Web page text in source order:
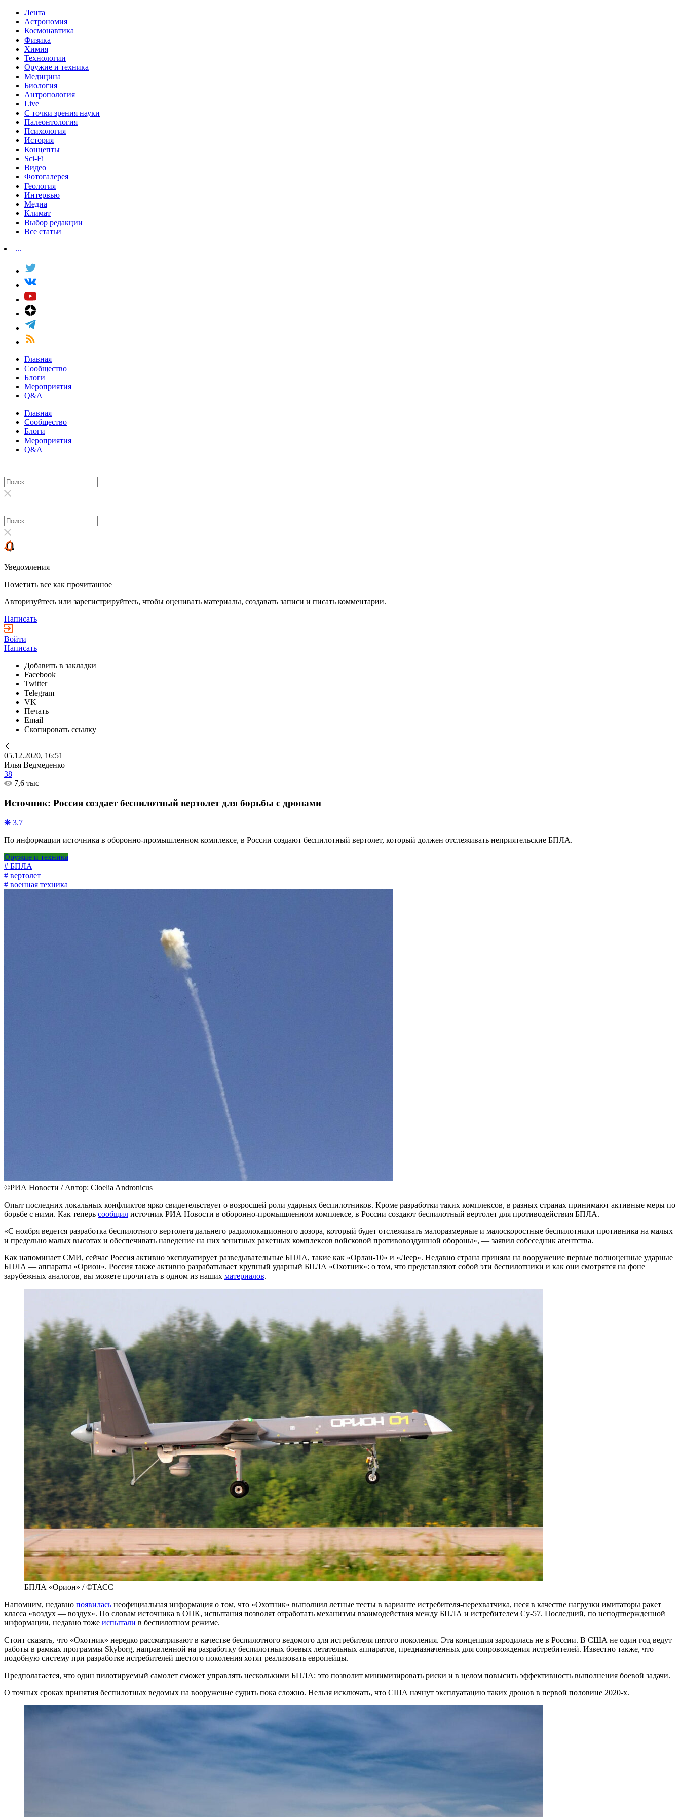
Лента
Астрономия
Космонавтика
Физика
Химия
Технологии
Оружие и техника
Медицина
Биология
Антропология
Live
С точки зрения науки
Палеонтология
Психология
История
Концепты
Sci-Fi
Видео
Фотогалерея
Геология
Интервью
Медиа
Климат
Выбор редакции
Все статьи
...
Главная
Сообщество
Блоги
Мероприятия
Q&A
Главная
Сообщество
Блоги
Мероприятия
Q&A
Уведомления
Пометить все как прочитанное
Авторизуйтесь или зарегистрируйтесь, чтобы оценивать материалы, создавать записи и писать комментарии.
Написать
Войти
Написать
Добавить в закладки
Facebook
Twitter
Telegram
VK
Печать
Email
Скопировать ссылку
05.12.2020, 16:51
Илья Ведмеденко
38
7,6 тыс
Источник: Россия создает беспилотный вертолет для борьбы с дронами
❋ 3.7
По информации источника в оборонно-промышленном комплексе, в России создают беспилотный вертолет, который должен отслеживать неприятельские БПЛА.
Оружие и техника
# БПЛА
# вертолет
# военная техника
©РИА Новости / Автор: Cloelia Andronicus
Опыт последних локальных конфликтов ярко свидетельствует о возросшей роли ударных беспилотников. Кроме разработки таких комплексов, в разных странах принимают активные меры по
борьбе с ними. Как теперь сообщил источник РИА Новости в оборонно-промышленном комплексе, в России создают беспилотный вертолет для противодействия БПЛА.
«С ноября ведется разработка беспилотного вертолета дальнего радиолокационного дозора, который будет отслеживать малоразмерные и малоскоростные беспилотники противника на малых
и предельно малых высотах и обеспечивать наведение на них зенитных ракетных комплексов войсковой противовоздушной обороны», — заявил собеседник агентства.
Как напоминает СМИ, сейчас Россия активно эксплуатирует разведывательные БПЛА, такие как «Орлан-10» и «Леер». Недавно страна приняла на вооружение первые полноценные ударные
БПЛА — аппараты «Орион». Россия также активно разрабатывает крупный ударный БПЛА «Охотник»: о том, что представляют собой эти беспилотники и как они смотрятся на фоне
зарубежных аналогов, вы можете прочитать в одном из наших материалов.
БПЛА «Орион» / ©ТАСС
Напомним, недавно появилась неофициальная информация о том, что «Охотник» выполнил летные тесты в варианте истребителя-перехватчика, неся в качестве нагрузки имитаторы ракет
класса «воздух — воздух». По словам источника в ОПК, испытания позволят отработать механизмы взаимодействия между БПЛА и истребителем Су-57. Последний, по неподтвержденной
информации, недавно тоже испытали в беспилотном режиме.
Стоит сказать, что «Охотник» нередко рассматривают в качестве беспилотного ведомого для истребителя пятого поколения. Эта концепция зародилась не в России. В США не один год ведут
работы в рамках программы Skyborg, направленной на разработку беспилотных боевых летательных аппаратов, предназначенных для сопровождения истребителей. Известно также, что
подобную систему при разработке истребителей шестого поколения хотят реализовать европейцы.
Предполагается, что один пилотируемый самолет сможет управлять несколькими БПЛА: это позволит минимизировать риски и в целом повысить эффективность выполнения боевой задачи.
О точных сроках принятия беспилотных ведомых на вооружение судить пока сложно. Нельзя исключать, что США начнут эксплуатацию таких дронов в первой половине 2020-х.